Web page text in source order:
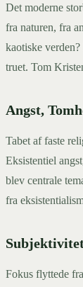
Det moderne
fra naturen, fra
kaotiske
truet. Tom
Angst,
Tabet af faste
Eksistentiel
blev centrale
fra
Fokus flyttede